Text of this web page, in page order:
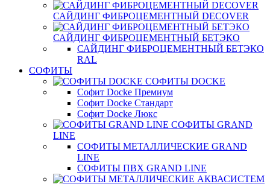
САЙДИНГ ФИБРОЦЕМЕНТНЫЙ DECOVER
САЙДИНГ ФИБРОЦЕМЕНТНЫЙ БЕТЭКО
САЙДИНГ ФИБРОЦЕМЕНТНЫЙ БЕТЭКО
RAL
СОФИТЫ
СОФИТЫ DOCKE
Софит Docke Премиум
Софит Docke Стандарт
Софит Docke Люкс
СОФИТЫ GRAND
LINE
СОФИТЫ МЕТАЛЛИЧЕСКИЕ GRAND
LINE
СОФИТЫ ПВХ GRAND LINE